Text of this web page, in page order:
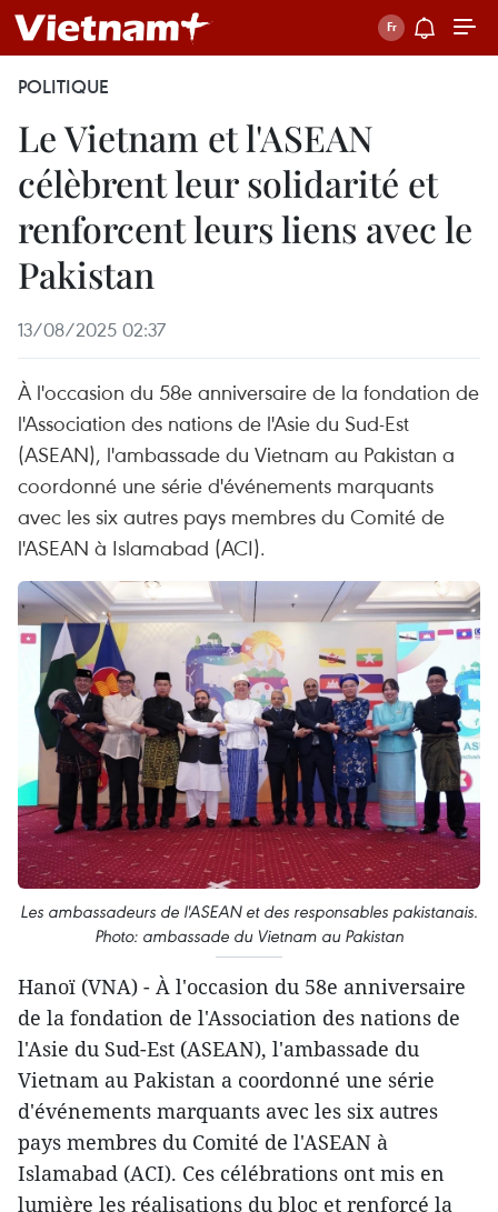
POLITIQUE
Le Vietnam et l'ASEAN
célèbrent leur solidarité et
renforcent leurs liens avec le
Pakistan
13/08/2025 02:37
À l'occasion du 58e anniversaire de la fondation de
l'Association des nations de l'Asie du Sud-Est
(ASEAN), l'ambassade du Vietnam au Pakistan a
coordonné une série d'événements marquants
avec les six autres pays membres du Comité de
l'ASEAN à Islamabad (ACI).
Les ambassadeurs de l'ASEAN et des responsables pakistanais.
Photo: ambassade du Vietnam au Pakistan
Hanoï (VNA) - À l'occasion du 58e anniversaire
de la fondation de l'Association des nations de
l'Asie du Sud-Est (ASEAN), l'ambassade du
Vietnam au Pakistan a coordonné une série
d'événements marquants avec les six autres
pays membres du Comité de l'ASEAN à
Islamabad (ACI). Ces célébrations ont mis en
lumière les réalisations du bloc et renforcé la